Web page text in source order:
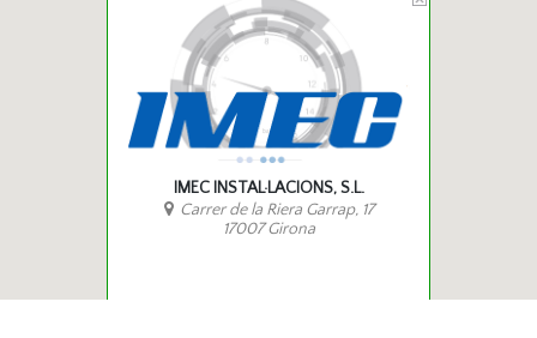
IMEC INSTAL·LACIONS, S.L.
Carrer de la Riera Garrap, 17
17007 Girona